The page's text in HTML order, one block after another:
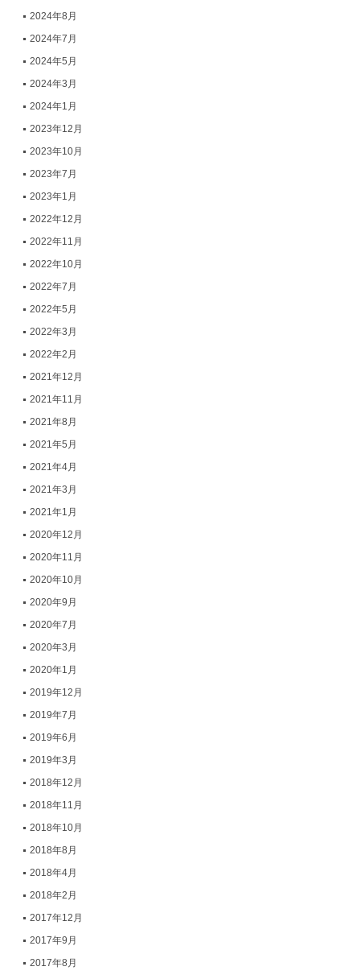
2024年8月
2024年7月
2024年5月
2024年3月
2024年1月
2023年12月
2023年10月
2023年7月
2023年1月
2022年12月
2022年11月
2022年10月
2022年7月
2022年5月
2022年3月
2022年2月
2021年12月
2021年11月
2021年8月
2021年5月
2021年4月
2021年3月
2021年1月
2020年12月
2020年11月
2020年10月
2020年9月
2020年7月
2020年3月
2020年1月
2019年12月
2019年7月
2019年6月
2019年3月
2018年12月
2018年11月
2018年10月
2018年8月
2018年4月
2018年2月
2017年12月
2017年9月
2017年8月